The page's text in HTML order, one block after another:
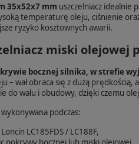
35x52x7 mm uszczelniacz idealnie
temperaturę oleju, ciśnienie
ryzyko kosztownych awarii.
miski olejowej
bocznej silnika, w strefie
– wał obraca się z dużą
do wału i obudowy, dzięki czemu
podczas:
LC185FDS / LC188F,